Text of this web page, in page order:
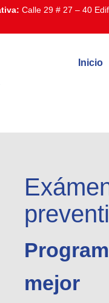
Calle 29 # 27 – 40
Inicio
mejor